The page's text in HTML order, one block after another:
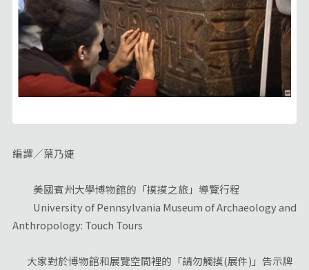
編譯／葉乃婕
美國賓州大學博物館的「摸摸之旅」導覽行程
University of Pennsylvania Museum of Archaeology and
Anthropology: Touch Tours
大家對於博物館和展覽空間裡的「請勿觸摸(展件)」告示牌